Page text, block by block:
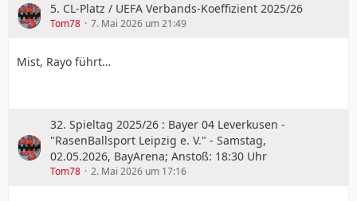
5. CL-Platz / UEFA Verbands-Koeffizient 2025/26
Tom78 7. Mai 2026 um 21:49
Mist, Rayo führt…
32. Spieltag 2025/26 : Bayer 04 Leverkusen -
"RasenBallsport Leipzig e. V." - Samstag,
02.05.2026, BayArena; Anstoß: 18:30 Uhr
Tom78 2. Mai 2026 um 17:16